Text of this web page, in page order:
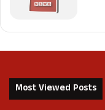
Most Viewed Posts